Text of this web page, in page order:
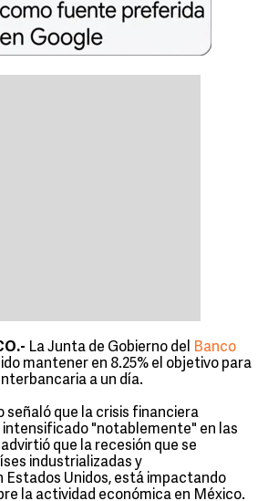
La Junta de Gobierno del
Banco
mantener en 8.25% el objetivo para
a un día.
señaló que la crisis financiera
intensificado "notablemente" en las
que la recesión que se
industrializadas y
Unidos, está impactando
la actividad económica en México.